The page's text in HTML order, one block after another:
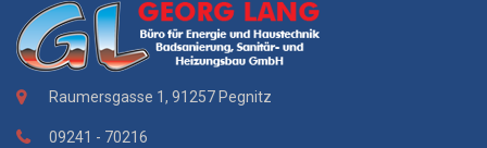
Raumersgasse 1, 91257 Pegnitz
09241 - 70216